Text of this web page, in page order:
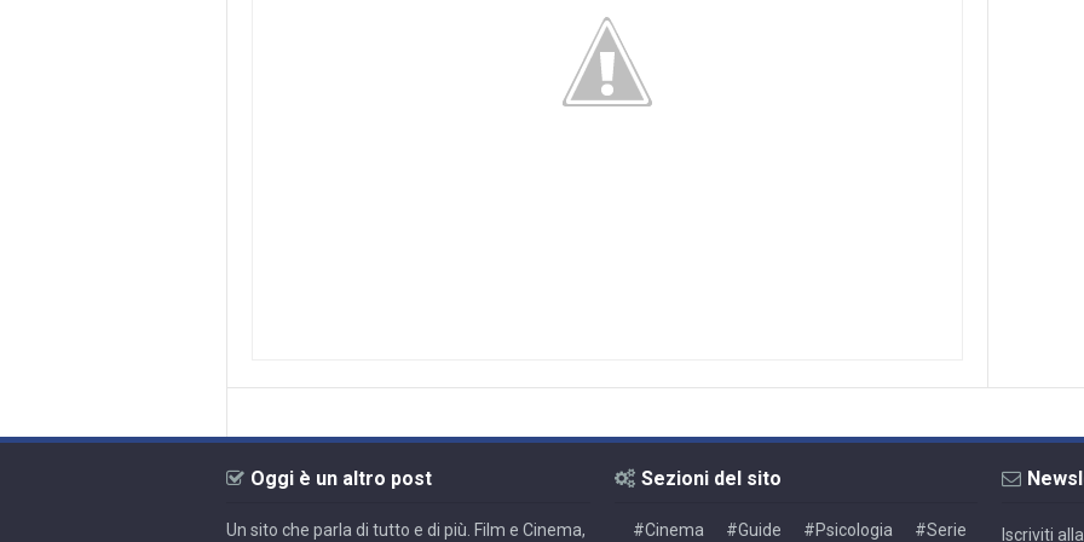
Oggi è un altro post
Un sito che parla di tutto e di più. Film e Cinema,
Sezioni del sito
#Cinema #Guide #Psicologia #Serie Iscriviti